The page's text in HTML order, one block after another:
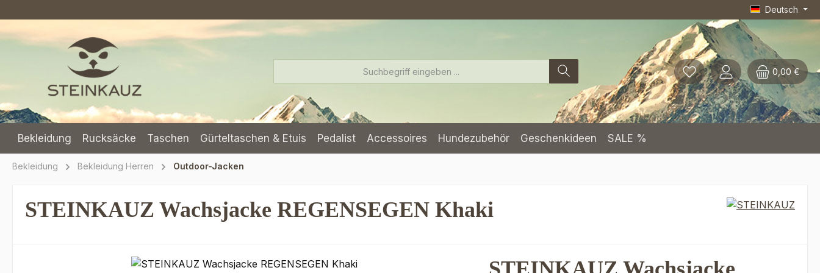
Deutsch
0,00 €
Bekleidung Rucksäcke Taschen Gürteltaschen & Etuis Pedalist Accessoires Hundezubehör Geschenkideen SALE %
Bekleidung Bekleidung Herren Outdoor-Jacken
STEINKAUZ Wachsjacke REGENSEGEN Khaki
Bildergalerie überspringen